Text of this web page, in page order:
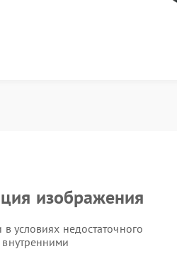
изображения
условиях недостаточного